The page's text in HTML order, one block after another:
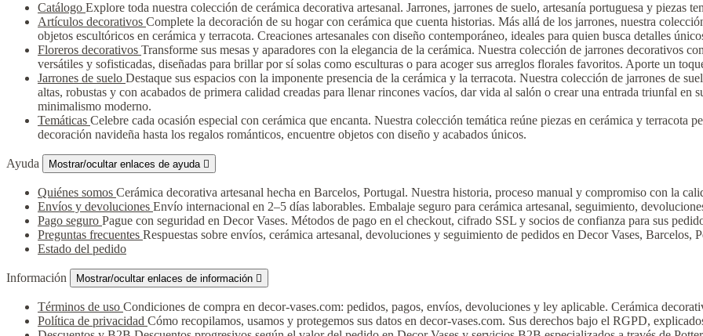
Catálogo Explore toda nuestra colección de cerámica decorativa artesanal. Jarrones, jarrones de suelo, artesanía portuguesa y piezas
Artículos decorativos Complete la decoración de su hogar con cerámica que cuenta historias. Más allá de los jarrones, nuestra
objetos escultóricos en cerámica y terracota. Creaciones artesanales con diseño contemporáneo, ideales para quien busca detalles
Floreros decorativos Transforme sus mesas y aparadores con la elegancia de la cerámica. Nuestra colección de jarrones decorativos
versátiles y sofisticadas, diseñadas para brillar por sí solas como esculturas o para acoger sus arreglos florales favoritos. Aporte un
Jarrones de suelo Destaque sus espacios con la imponente presencia de la cerámica y la terracota. Nuestra colección de jarrones de
altas, robustas y con acabados de primera calidad creadas para llenar rincones vacíos, dar vida al salón o crear una entrada triunfal
minimalismo moderno.
Temáticas Celebre cada ocasión especial con cerámica que encanta. Nuestra colección temática reúne piezas en cerámica y terracota
decoración navideña hasta los regalos románticos, encuentre objetos con diseño y acabados únicos.
Ayuda Mostrar/ocultar enlaces de ayuda 
Quiénes somos Cerámica decorativa artesanal hecha en Barcelos, Portugal. Nuestra historia, proceso manual y compromiso con la
Envíos y devoluciones Envío internacional en 2–5 días laborables. Embalaje seguro para cerámica artesanal, seguimiento,
Pago seguro Pague con seguridad en Decor Vases. Métodos de pago en el checkout, cifrado SSL y socios de confianza para sus
Preguntas frecuentes Respuestas sobre envíos, cerámica artesanal, devoluciones y seguimiento de pedidos en Decor Vases, Barcelos,
Estado del pedido
Información Mostrar/ocultar enlaces de información 
Términos de uso Condiciones de compra en decor-vases.com: pedidos, pagos, envíos, devoluciones y ley aplicable. Cerámica
Política de privacidad Cómo recopilamos, usamos y protegemos sus datos en decor-vases.com. Sus derechos bajo el RGPD,